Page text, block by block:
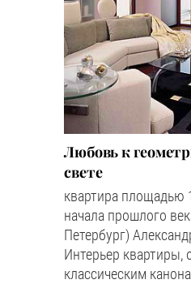
Любовь к
свете
квартира площадью
начала прошлого
Петербург)
Интерьер квартиры,
классическим